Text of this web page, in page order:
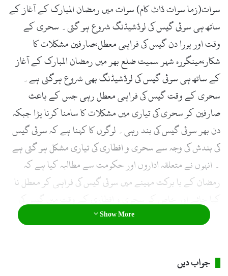
سوات(زما سوات ڈاٹ کام) سوات میں رمضان المبارک کے آغاز کے
ساتھ ہی سوئی گیس کی لوڈشیڈنگ شروع ہو گئی۔ سحری کے
وقت اور پورا دن گیس کی فراہمی معطل،صارفین مشکلات کا
شکار،مینگورہ شہر سمیت ضلع بھر میں رمضان المبارک کے آغاز
کے ساتھ ہی سوئی گیس کی لوڈشیڈنگ بھی شروع ہوگئی ہے۔
سحری کے وقت گیس کی فراہمی معطل رہی جس کے باعث
صارفین کو سحری کی تیاری میں مشکلات کا سامنا کرنا پڑا جبکہ
دن بھر سوئی گیس کی بند رہی۔ لوگوں کا کہنا ہے کہ سوئی گیس
کی بندش کی وجہ سے سحری و افطاری کی تیاری مشکل ہو گئی ہے
۔ انہوں نے متعلقہ اداروں اور حکومت سے مطالبہ کیا ہے کہ
رمضان کے با برکت مہینے میں سوئی گیس کی فراہمی کو معطل نا
فراہمی یقینی بنائی جائے۔
Show More
جواب دیں